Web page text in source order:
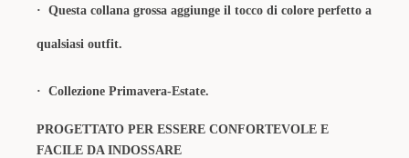
· Questa collana grossa aggiunge il tocco di colore perfetto a
qualsiasi outfit.
· Collezione Primavera-Estate.
PROGETTATO PER ESSERE CONFORTEVOLE E
FACILE DA INDOSSARE